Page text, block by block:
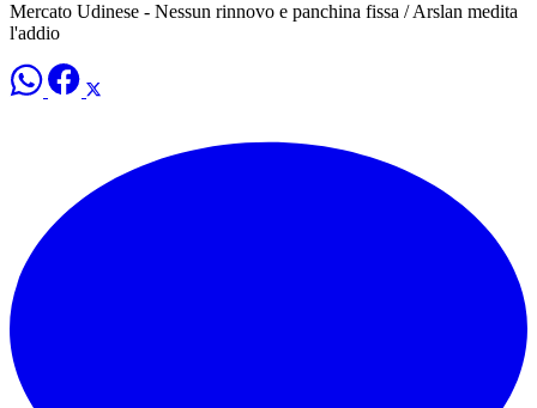
Mercato Udinese - Nessun rinnovo e panchina fissa / Arslan medita
l'addio